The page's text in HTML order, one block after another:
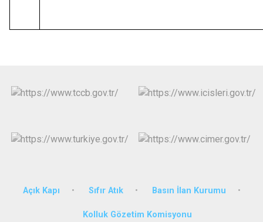
Açık Kapı Sıfır Atık Basın İlan Kurumu
Kolluk Gözetim Komisyonu